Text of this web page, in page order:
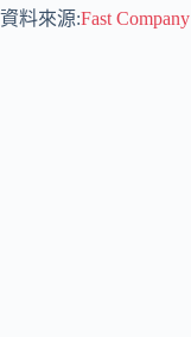
資料來源:Fast Company